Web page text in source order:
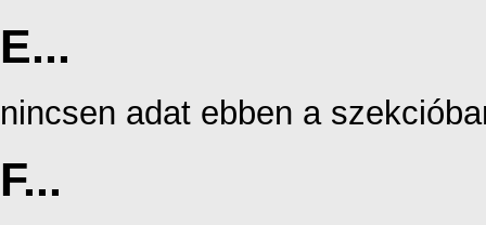
E...
nincsen adat ebben a
F...